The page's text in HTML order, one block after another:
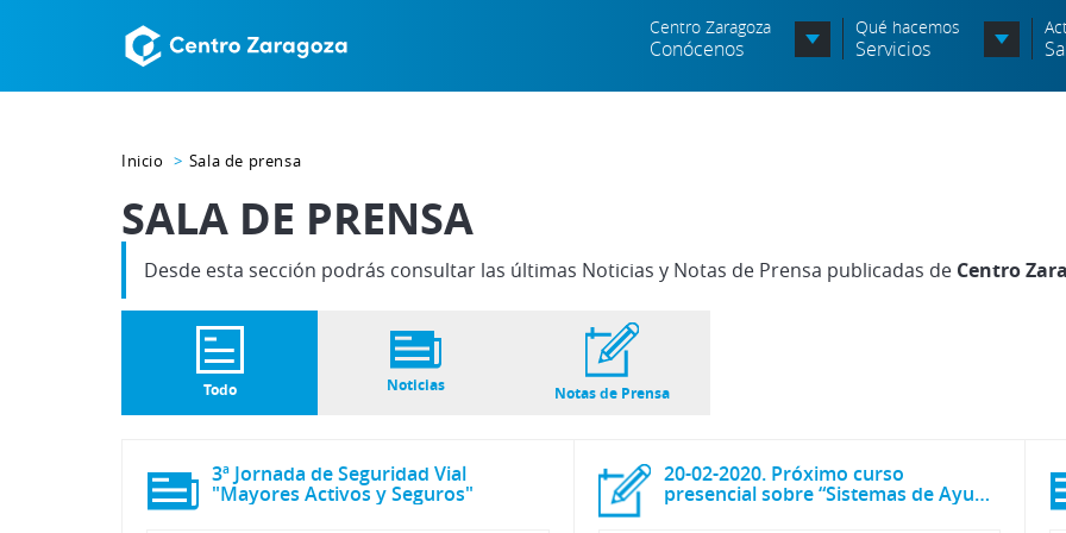
Centro Zaragoza
Conócenos
Política de seguridad de la
Política medioambiental
Qué hacemos
Servicios
Inicio Sala de prensa
SALA DE PRENSA
Desde esta sección podrás consultar las últimas Noticias y Notas de Prensa publicadas de Centro
Todo Noticias Notas de Prensa
3ª Jornada de Seguridad Vial
"Mayores Activos y Seguros"
20-02-2020. Próximo curso
presencial sobre “Sistemas de Ayuda a la Conducción (ADAS)”